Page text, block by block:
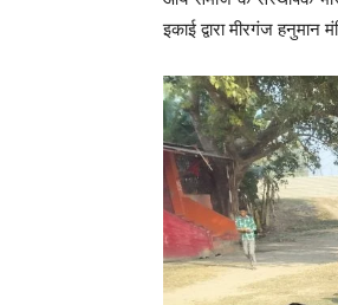
इकाई द्वारा मीरगंज हनुमान